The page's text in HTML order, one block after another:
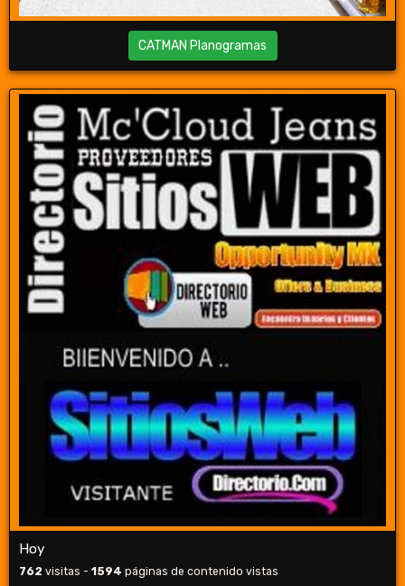
CATMAN Planogramas
Hoy
762 visitas - 1594 páginas de contenido vistas